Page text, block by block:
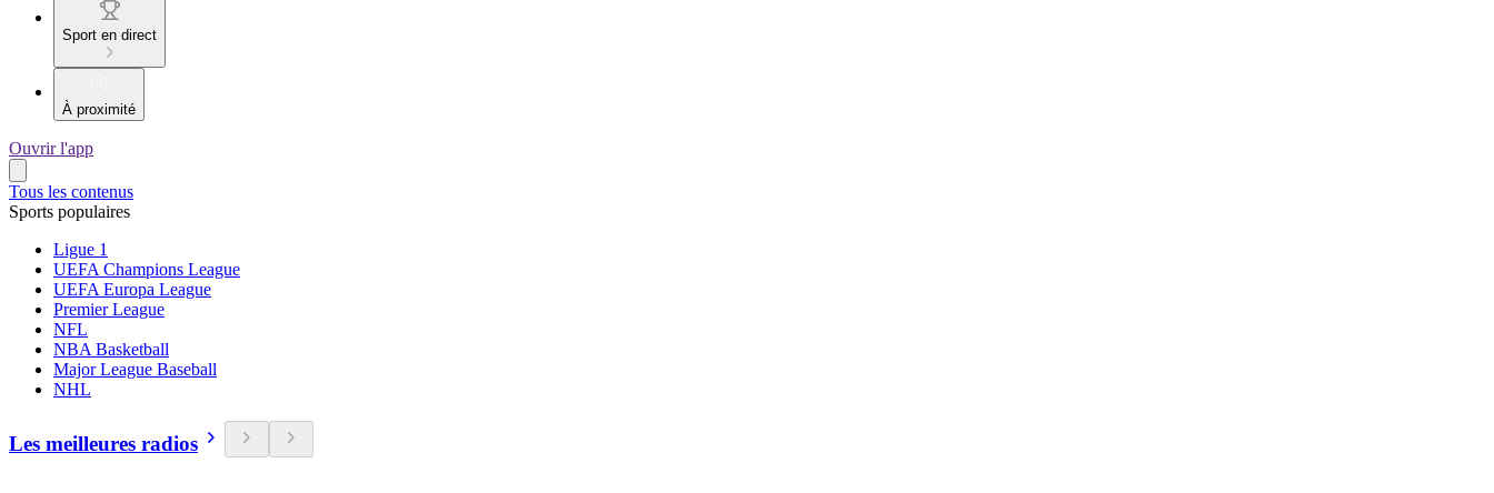
Sport en direct
À proximité
Ouvrir l'app
Tous les contenus
Sports populaires
Ligue 1
UEFA Champions League
UEFA Europa League
Premier League
NFL
NBA Basketball
Major League Baseball
NHL
Les meilleures radios